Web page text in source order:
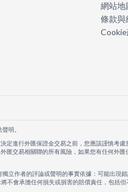
網站地
條款與
明。
進行外匯保證金交易之前，您應該謹慎考
交易相關聯的所有風險，如果您有任何外
立作者的評論或聲明的事實依據：可能出現
會承擔任何損失或損害的賠償責任，包括